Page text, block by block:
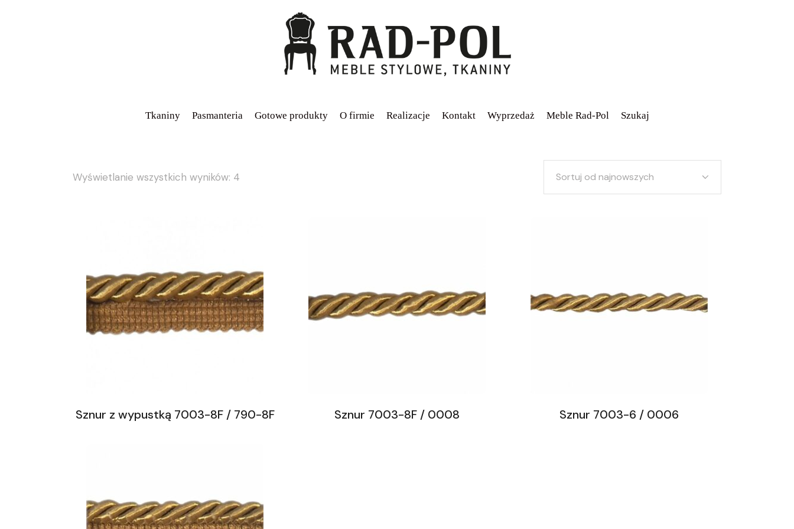
Tkaniny Pasmanteria Gotowe produkty O firmie Realizacje Kontakt Wyprzedaż Meble Rad-Pol Szukaj
Wyświetlanie wszystkich wyników: 4 Sortuj od najnowszych
Sznur z wypustką 7003-8F / 790-8F Sznur 7003-8F / 0008 Sznur 7003-6 / 0006